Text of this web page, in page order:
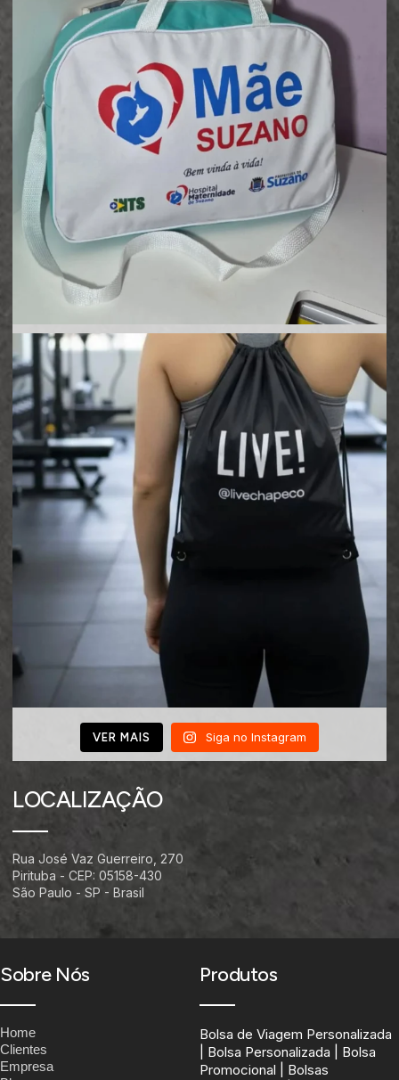
VER MAIS Siga no Instagram
LOCALIZAÇÃO
Rua José Vaz Guerreiro, 270
Pirituba - CEP: 05158-430
São Paulo - SP - Brasil
Sobre Nós
Home
Clientes
Empresa
Produtos
Bolsa de Viagem Personalizada
| Bolsa Personalizada | Bolsa
Promocional | Bolsas